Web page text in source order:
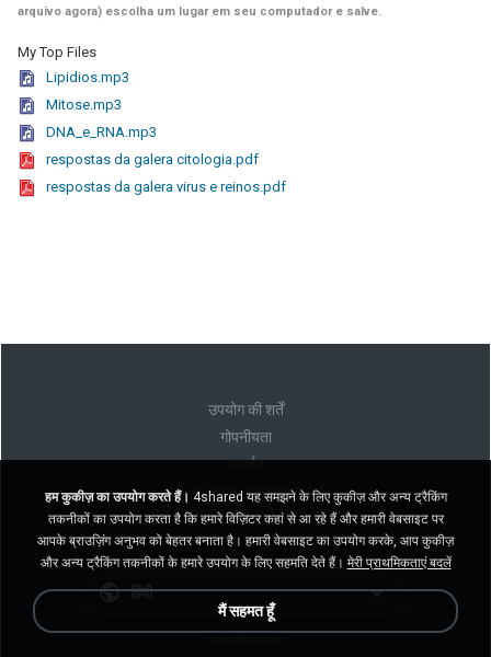
arquivo agora) escolha um lugar em seu computador e salve.
My Top Files
Lipidios.mp3
Mitose.mp3
DNA_e_RNA.mp3
respostas da galera citologia.pdf
respostas da galera virus e reinos.pdf
उपयोग की शर्तें
गोपनीयता
समर्थन
मेरी व्यक्तिगत जानकारी न बेचें
मेरी व्यक्तिगत जानकारी साझा न करें
हिंदी
हम कुकीज़ का उपयोग करते हैं। 4shared यह समझने के लिए कुकीज़ और अन्य ट्रैकिंग
तकनीकों का उपयोग करता है कि हमारे विज़िटर कहां से आ रहे हैं और हमारी वेबसाइट पर
आपके ब्राउज़िंग अनुभव को बेहतर बनाता है। हमारी वेबसाइट का उपयोग करके, आप कुकीज़
और अन्य ट्रैकिंग तकनीकों के हमारे उपयोग के लिए सहमति देते हैं। मेरी प्राथमिकताएं बदलें
मैं सहमत हूँ